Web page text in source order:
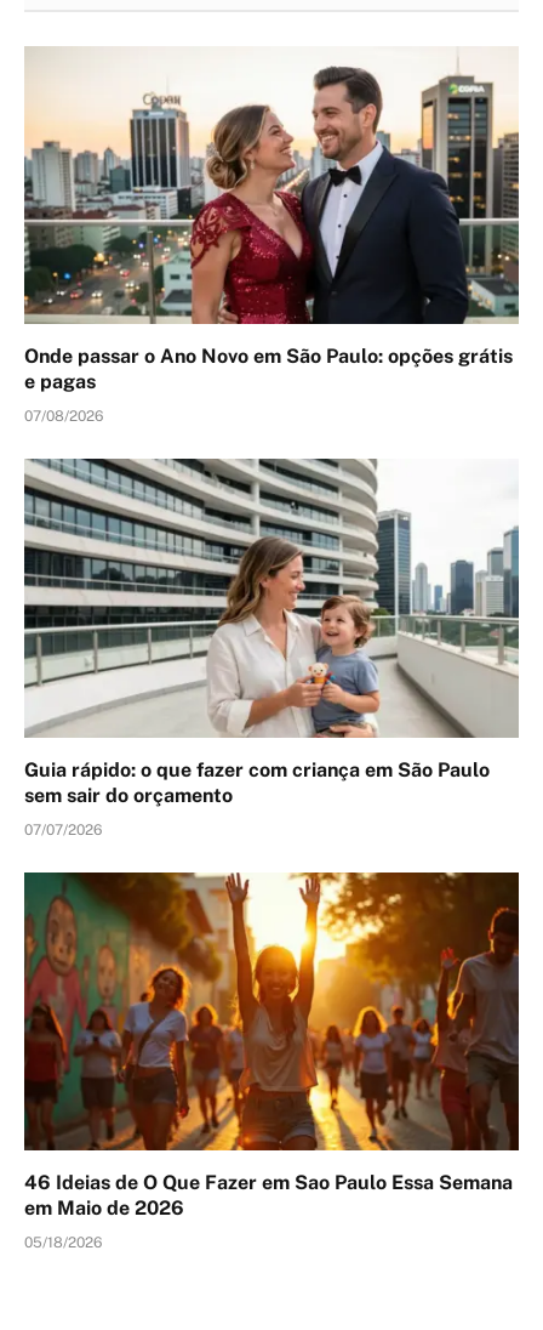
Onde passar o Ano Novo em São Paulo: opções grátis
e pagas
07/08/2026
Guia rápido: o que fazer com criança em São Paulo
sem sair do orçamento
07/07/2026
46 Ideias de O Que Fazer em Sao Paulo Essa Semana
em Maio de 2026
05/18/2026